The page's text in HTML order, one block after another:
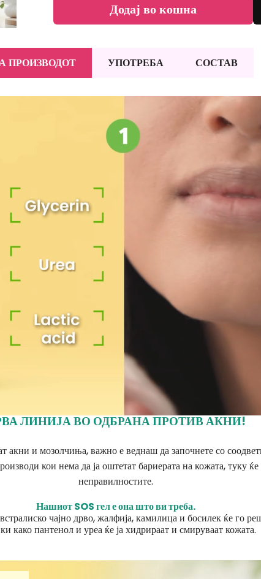
Додај во кошна
ПРОИЗВОДОТ УПОТРЕБА СОСТАВ
ЛИНИЈА ВО ОДБРАНА ПРОТИВ АКНИ!
акни и мозолчиња, важно е веднаш да започнете со
кои нема да ја оштетат бариерата на кожата, туку
неправилностите.
Нашиот SOS гел е она што ви треба.
чајно дрво, жалфија, камилица и босилек ќе го
како пантенол и уреа ќе ја хидрираат и смируваат кожата.